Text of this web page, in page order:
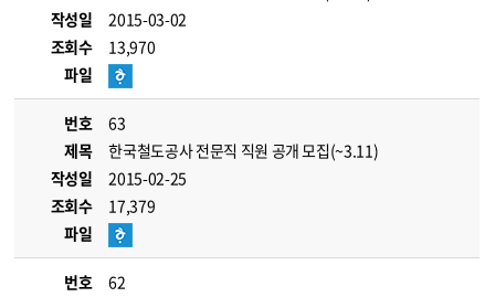
작성일
2015-03-02
조회수
13,970
파일
번호
63
제목
한국철도공사 전문직 직원 공개 모집(~3.11)
작성일
2015-02-25
조회수
17,379
파일
번호
62